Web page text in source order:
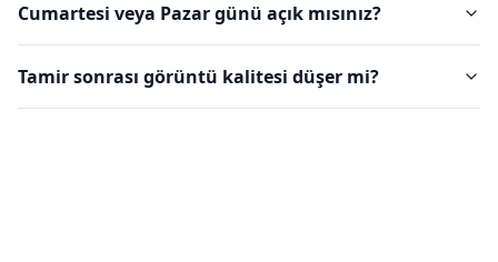
Cumartesi veya Pazar günü açık mısınız?
Tamir sonrası görüntü kalitesi düşer mi?